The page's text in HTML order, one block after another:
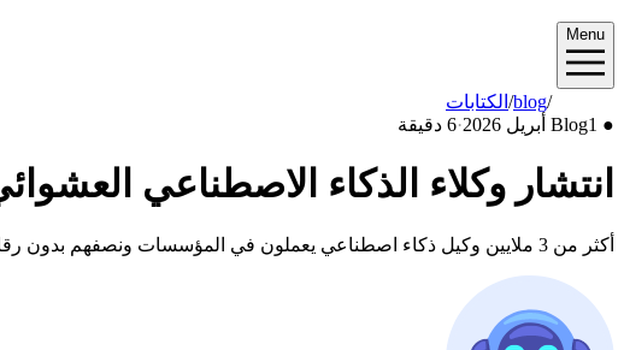
Menu
الكتابات /blog/2026/04
●
Blog1 أبريل 2026 ·6 دقيقة
انتشار وكلاء الذكاء الاصطناعي
أكثر من 3 ملايين وكيل ذكاء اصطناعي يعملون في المؤسسات ونصفهم بدون رقابة. تعرف على أزمة الانتشار العشوائي وكيفية بناء إطار حوكمة فعال.